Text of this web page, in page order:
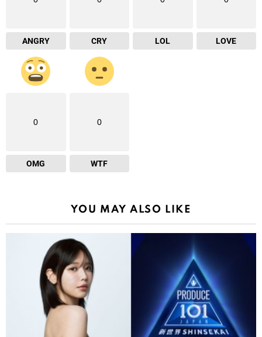
ANGRY CRY LOL LOVE
0
OMG
0
WTF
YOU MAY ALSO LIKE